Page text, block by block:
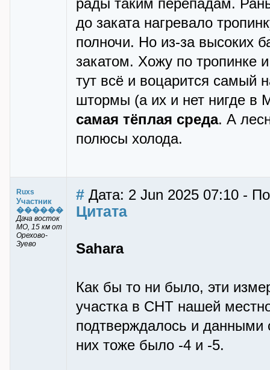
рады таким перепадам.
до заката нагревало
полночи. Но из-за высоких
закатом. Хожу по тропинке
тут всё и воцарится самый
штормы (а их и нет нигде в
самая тёплая среда. А
полюсы холода.
Ruxs
Участник
������
Дача восток
МО, 15 км от
Орехово-
Зуево
# Дата: 2 Jun 2025 07:10 -
Цитата
Sahara
Как бы то ни было, эти
участка в СНТ нашей
подтверждалось и
них тоже было -4 и -5.